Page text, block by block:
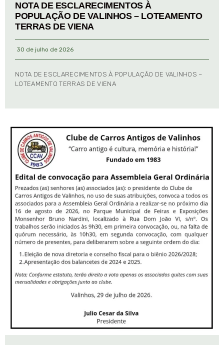
NOTA DE ESCLARECIMENTOS À
POPULAÇÃO DE VALINHOS – LOTEAMENTO
TERRAS DE VIENA
30 de julho de 2026
NOTA DE ESCLARECIMENTOS À POPULAÇÃO DE VALINHOS –
LOTEAMENTO TERRAS DE VIENA